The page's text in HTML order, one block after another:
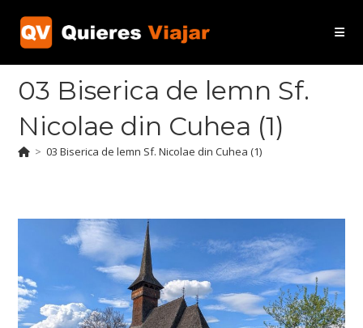
contenido
03 Biserica de lemn Sf.
Nicolae din Cuhea (1)
> 03 Biserica de lemn Sf. Nicolae din Cuhea (1)